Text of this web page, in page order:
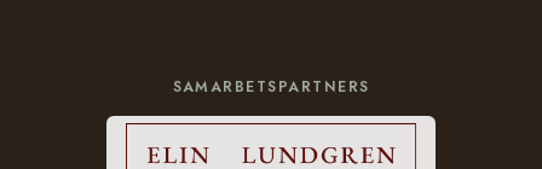
SAMARBETSPARTNERS